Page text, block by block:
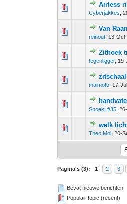
Airless
Cyberjakkes ,
0 stem
Van
reinout 13-
0 stem
Zithoek
tegenligger,
0 stem
zitschaal
maimoto 17-
0 stem
SnoekL#35 ,
0 stem
welk
Theo Mol ,20-
0 stem
Pagina's (3): 1 2 3
Bevat nieuwe berichten
Populair topic (recent)